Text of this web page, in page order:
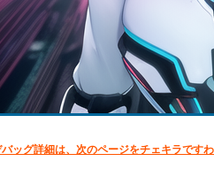
ッグ詳細は、次のページをチェキラですわ